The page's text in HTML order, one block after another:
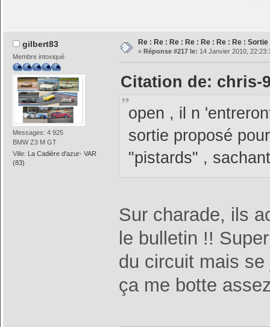
gilbert83
Membre intoxiqué
Messages: 4 925
BMW Z3 M GT
Ville: La Cadière d'azur- VAR
(83)
Re : Re : Re : Re : Re : Re : Re :
« Réponse #217 le: 14 Janvier 2010,
Citation de: chris-
open , il n
sortie proposé
"pistards" ,
Sur charade, ils
le bulletin !!
du circuit mais
ça me botte